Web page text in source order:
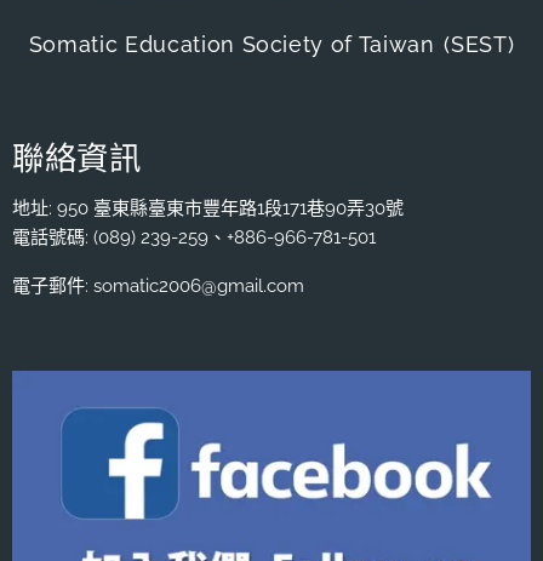
Somatic Education Society of Taiwan (SEST)
聯絡資訊
地址: 950 臺東縣臺東市豐年路1段171巷90弄30號
電話號碼: (089) 239-259、+886-966-781-501
電子郵件: somatic2006@gmail.com